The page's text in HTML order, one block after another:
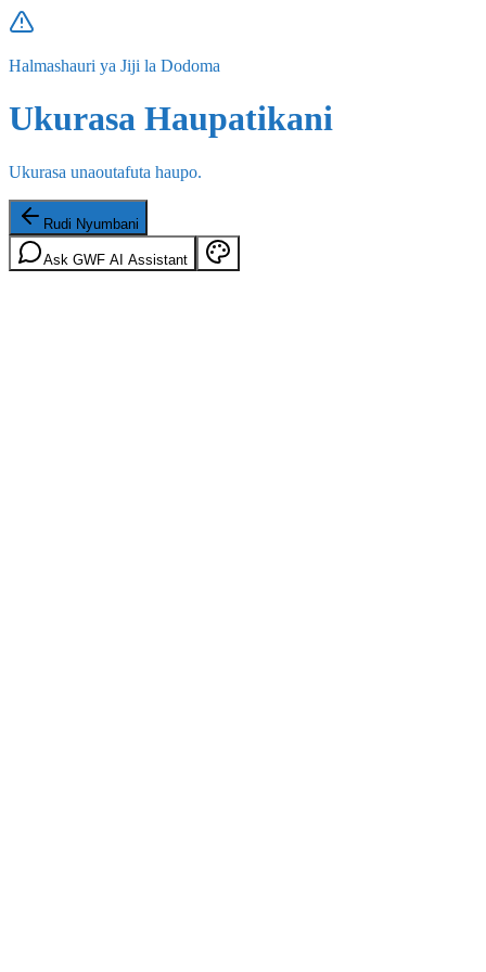
Halmashauri ya Jiji la Dodoma
Ukurasa Haupatikani
Ukurasa unaoutafuta haupo.
Rudi Nyumbani
Ask GWF AI Assistant